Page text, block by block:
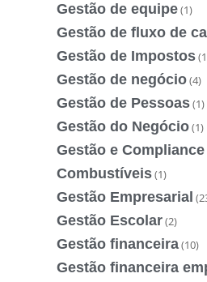
Gestão de equipe(1)
Gestão de fluxo de
Gestão de Impostos
Gestão de negócio(4)
Gestão de Pessoas(1)
Gestão do Negócio(1)
Gestão e
Combustíveis(1)
Gestão Empresarial
Gestão Escolar(2)
Gestão financeira(10)
Gestão financeira